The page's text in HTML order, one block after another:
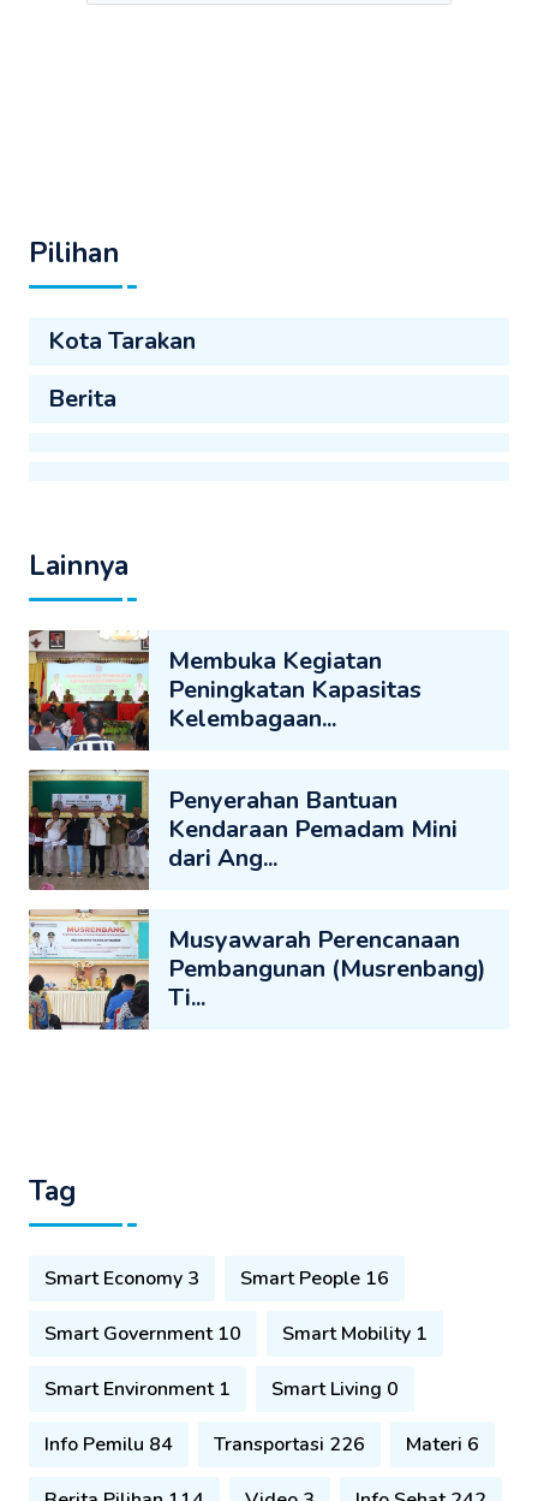
Pilihan
Kota Tarakan
Berita
Lainnya
Membuka Kegiatan
Peningkatan Kapasitas
Kelembagaan...
Penyerahan Bantuan
Kendaraan Pemadam Mini
dari Ang...
Musyawarah Perencanaan
Pembangunan (Musrenbang)
Ti...
Tag
Smart Economy 3 Smart People 16
Smart Government 10 Smart Mobility 1
Smart Environment 1 Smart Living 0
Info Pemilu 84 Transportasi 226 Materi 6